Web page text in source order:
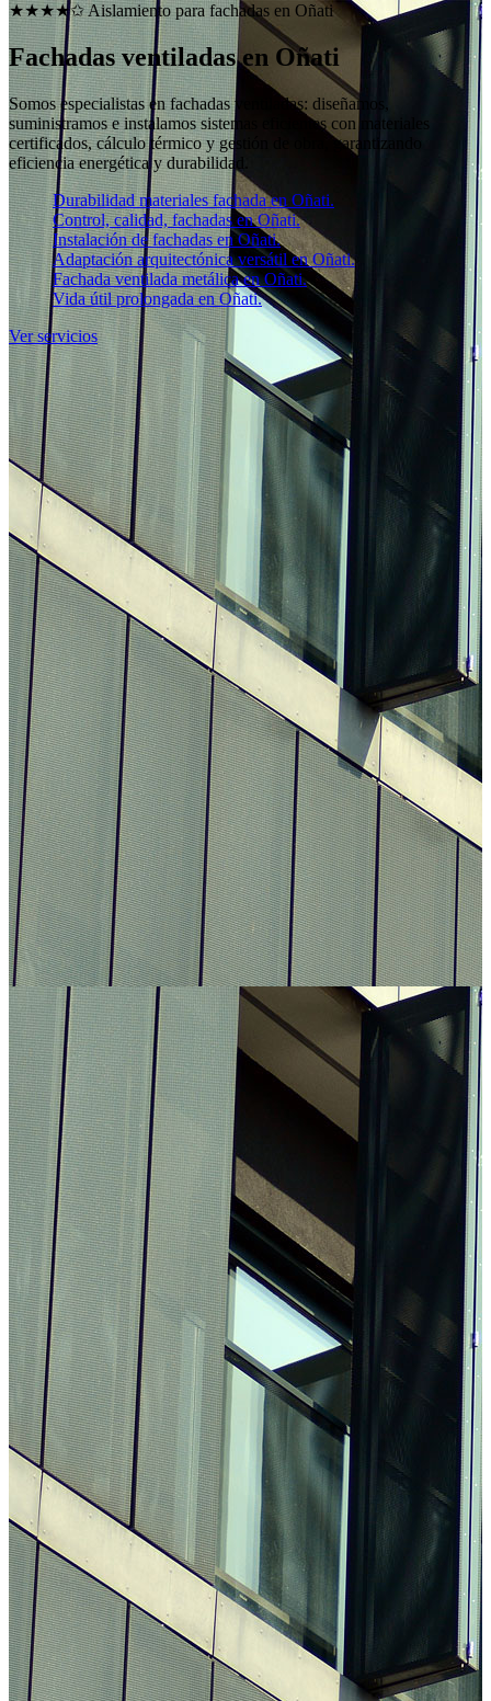
★★★★✩ Aislamiento para fachadas en Oñati
Fachadas ventiladas en Oñati
Somos especialistas en fachadas ventiladas: diseñamos,
suministramos e instalamos sistemas eficientes con materiales
certificados, cálculo térmico y gestión de obra, garantizando
eficiencia energética y durabilidad.
Durabilidad materiales fachada en Oñati.
Control, calidad, fachadas en Oñati.
Instalación de fachadas en Oñati.
Adaptación arquitectónica versátil en Oñati.
Fachada ventilada metálica en Oñati.
Vida útil prolongada en Oñati.
Ver servicios